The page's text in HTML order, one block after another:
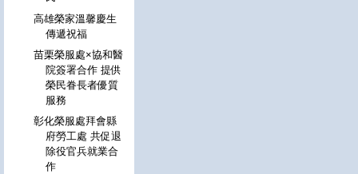
高雄榮家溫馨慶生
傳遞祝福
苗栗榮服處×協和醫
院簽署合作 提供
榮民眷長者優質
服務
彰化榮服處拜會縣
府勞工處 共促退
除役官兵就業合
作